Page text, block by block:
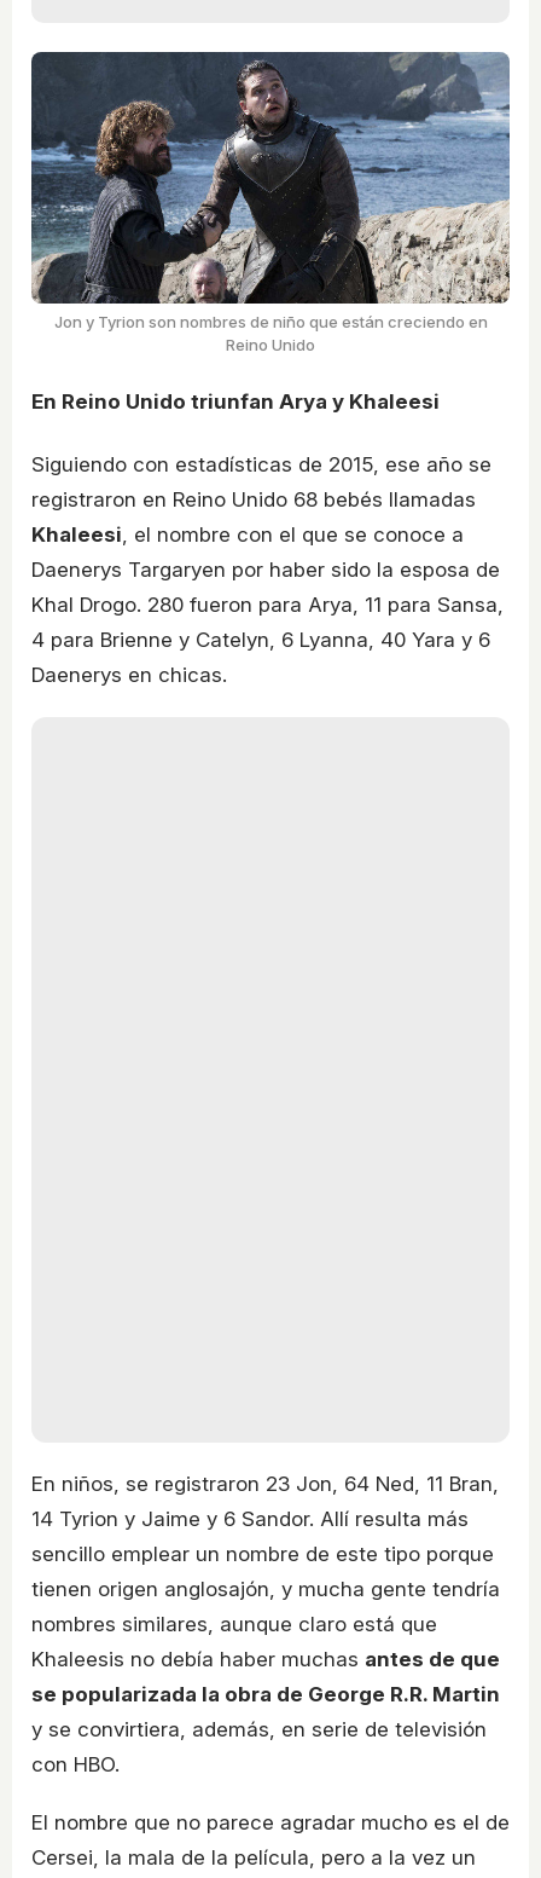
Jon y Tyrion son nombres de niño que están creciendo en
Reino Unido
En Reino Unido triunfan Arya y Khaleesi
Siguiendo con estadísticas de 2015, ese año se
registraron en Reino Unido 68 bebés llamadas
Khaleesi , el nombre con el que se conoce a
Daenerys Targaryen por haber sido la esposa de
Khal Drogo. 280 fueron para Arya, 11 para Sansa,
4 para Brienne y Catelyn, 6 Lyanna, 40 Yara y 6
Daenerys en chicas.
En niños, se registraron 23 Jon, 64 Ned, 11 Bran,
14 Tyrion y Jaime y 6 Sandor. Allí resulta más
sencillo emplear un nombre de este tipo porque
tienen origen anglosajón, y mucha gente tendría
nombres similares, aunque claro está que
Khaleesis no debía haber muchas antes de que
se popularizada la obra de George R.R. Martin
y se convirtiera, además, en serie de televisión
con HBO.
El nombre que no parece agradar mucho es el de
Cersei, la mala de la película, pero a la vez un